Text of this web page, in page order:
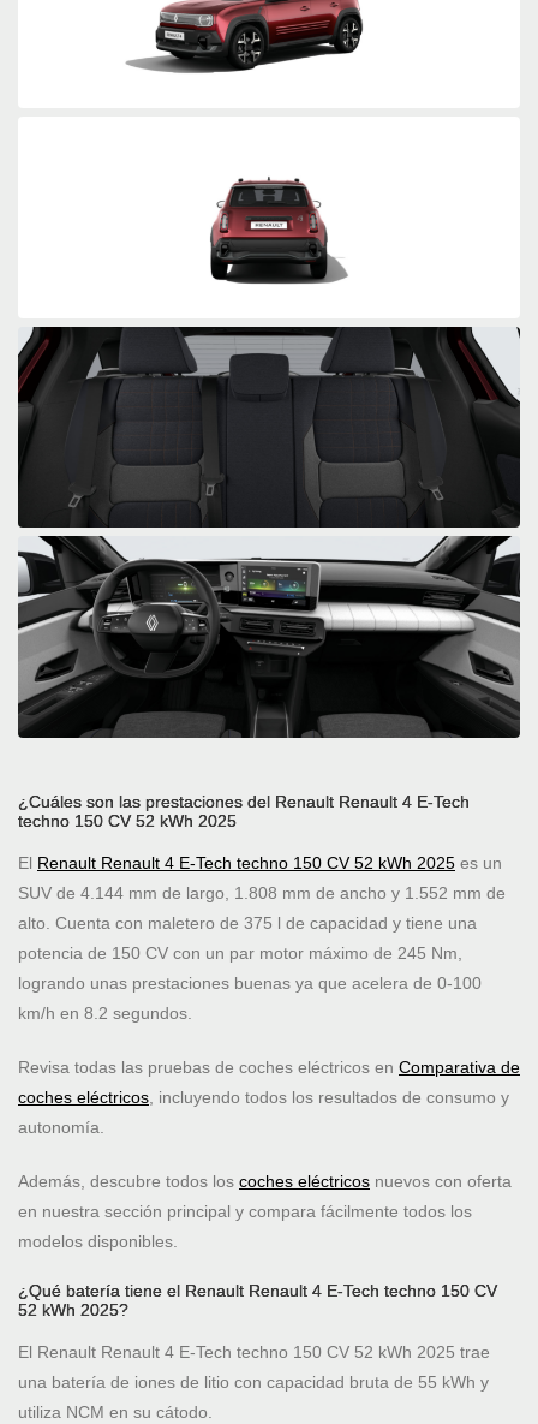
¿Cuáles son las prestaciones del Renault Renault 4 E-Tech
techno 150 CV 52 kWh 2025
El Renault Renault 4 E-Tech techno 150 CV 52 kWh 2025 es un
SUV de 4.144 mm de largo, 1.808 mm de ancho y 1.552 mm de
alto. Cuenta con maletero de 375 l de capacidad y tiene una
potencia de 150 CV con un par motor máximo de 245 Nm,
logrando unas prestaciones buenas ya que acelera de 0-100
km/h en 8.2 segundos.
Revisa todas las pruebas de coches eléctricos en Comparativa de
coches eléctricos , incluyendo todos los resultados de consumo y
autonomía.
Además, descubre todos los coches eléctricos nuevos con oferta
en nuestra sección principal y compara fácilmente todos los
modelos disponibles.
¿Qué batería tiene el Renault Renault 4 E-Tech techno 150 CV
52 kWh 2025?
El Renault Renault 4 E-Tech techno 150 CV 52 kWh 2025 trae
una batería de iones de litio con capacidad bruta de 55 kWh y
utiliza NCM en su cátodo.